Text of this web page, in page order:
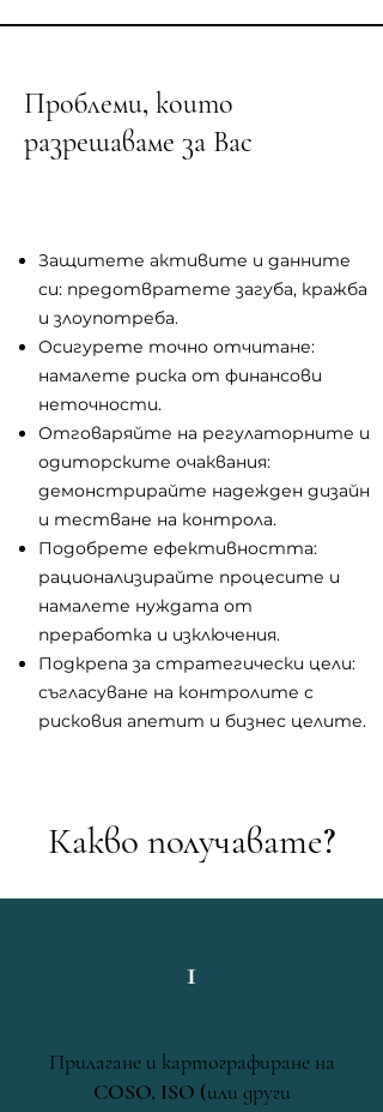
Проблеми, които
разрешаваме за Вас
Защитете активите и данните
си: предотвратете загуба, кражба
и злоупотреба.
Осигурете точно отчитане:
намалете риска от финансови
неточности.
Отговаряйте на регулаторните и
одиторските очаквания:
демонстрирайте надежден дизайн
и тестване на контрола.
Подобрете ефективността:
рационализирайте процесите и
намалете нуждата от
преработка и изключения.
Подкрепа за стратегически цели:
съгласуване на контролите с
рисковия апетит и бизнес целите.
Какво получавате?
1
Прилагане и картографиране на
COSO, ISO (или други